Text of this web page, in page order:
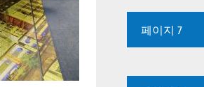
페이지 7